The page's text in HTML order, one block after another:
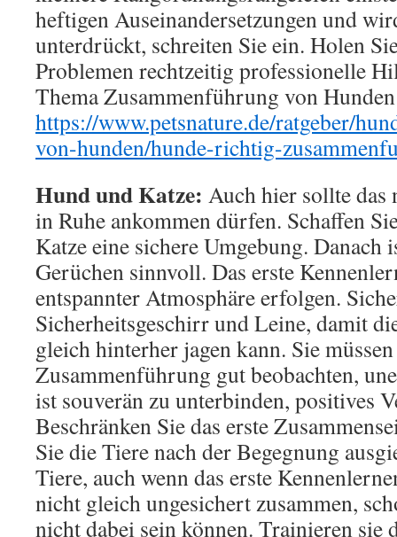
heftigen Auseinandersetzungen und
unterdrückt, schreiten Sie ein. Holen
Problemen rechtzeitig professionelle
Thema Zusammenführung von
https://www.petsnature.de/ratgeber/
von-hunden/hunde-richtig-
Hund und Katze: Auch hier sollte das
in Ruhe ankommen dürfen. Schaffen
Katze eine sichere Umgebung. Danach
Gerüchen sinnvoll. Das erste
entspannter Atmosphäre erfolgen.
Sicherheitsgeschirr und Leine, damit
gleich hinterher jagen kann. Sie
Zusammenführung gut beobachten,
ist souverän zu unterbinden, positives
Beschränken Sie das erste
Sie die Tiere nach der Begegnung
Tiere, auch wenn das erste
nicht gleich ungesichert zusammen,
nicht dabei sein können. Trainieren sie